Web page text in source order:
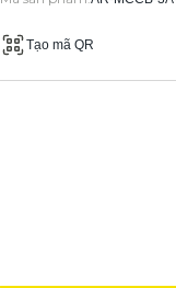
Tạo mã QR